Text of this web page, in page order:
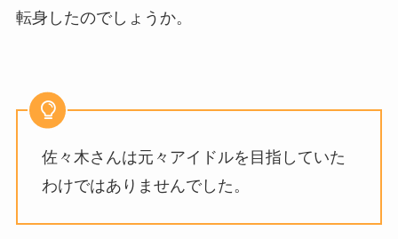
転身したのでしょうか。
佐々木さんは元々アイドルを目指していた
わけではありませんでした。